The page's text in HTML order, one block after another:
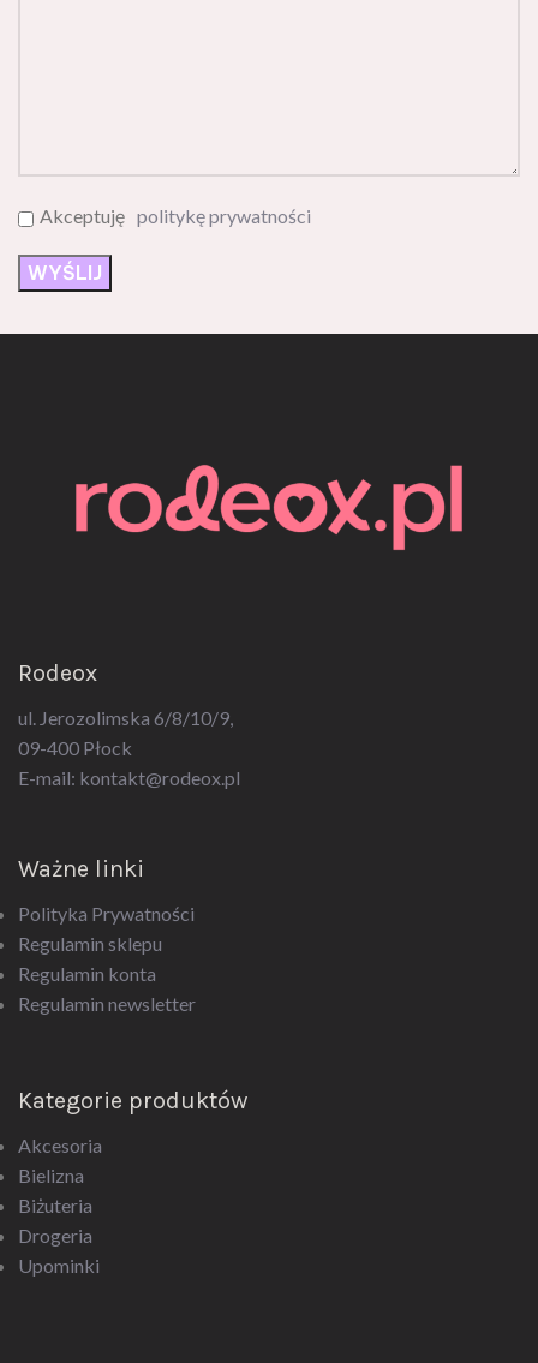
Akceptuję politykę prywatności
Rodeox
ul. Jerozolimska 6/8/10/9,
09-400 Płock
E-mail: kontakt@rodeox.pl
Ważne linki
Polityka Prywatności
Regulamin sklepu
Regulamin konta
Regulamin newsletter
Kategorie produktów
Akcesoria
Bielizna
Biżuteria
Drogeria
Upominki